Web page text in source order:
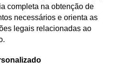
completa na obtenção de
necessários e orienta as
legais relacionadas ao